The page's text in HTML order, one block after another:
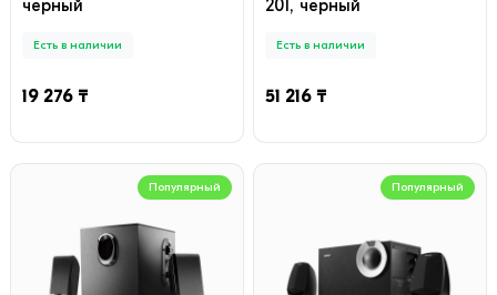
черный
Есть в наличии
19 276 ₸
201, черный
Есть в наличии
51 216 ₸
Популярный Популярный